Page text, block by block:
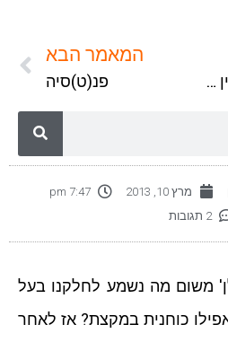
חסכונות כמו חול ואין מה לאכול…
המאמר הבא
פנ(ט)סיה
מרץ 10, 2013
7:47 pm
2 תגובות
משום מה נשמע לחלקנו בעל
אפילו כוחנית במקצת? אז לאחר